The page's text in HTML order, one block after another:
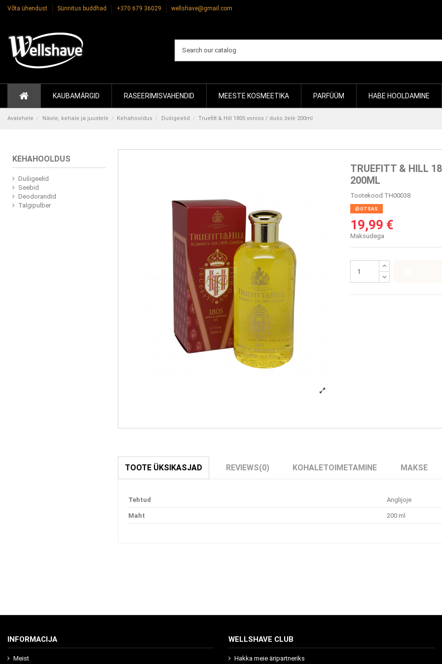
Võta ühendust Sünnitus buddhad +370 679 36029 wellshave@gmail.com
KAUBAMÄRGID RASEERIMISVAHENDID MEESTE KOSMEETIKA PARFÜÜM HABE HOOLDAMINE
Avalehele Näole, kehale ja juustele Kehahooldus Dušigeelid Truefitt & Hill 1805 vonios / dušo želė 200ml
TRUEFITT & HILL
200ML
Tootekood TH00038
OTSAS
19,99 €
Maksudega
TOOTE ÜKSIKASJAD REVIEWS(0) KOHALETOIMETAMINE MAKSE
Tehtud Anglijoje
Maht 200 ml
KEHAHOOLDUS
Dušigeelid
Seebid
Deodorandid
Talgipulber
INFORMACIJA
Meist
WELLSHAVE CLUB
Hakka meie äripartneriks